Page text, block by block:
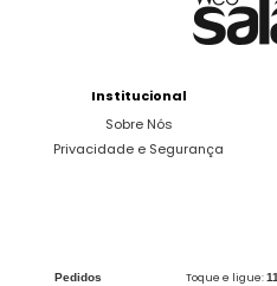
Institucional
Sobre Nós
Privacidade e Segurança
Pedidos Toque e ligue: